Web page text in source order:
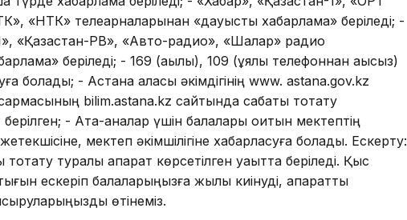
«НТК» телеарналарынан «дауысты хабарлама» беріледі; -
«Қазақстан-РВ», «Авто-радио», «Шалқар» радио
беріледі; - 169 (ақылы), 109 (ұялы телефоннан ақысыз)
болады; - Астана қаласы әкімдігінің www. astana.gov.kz
bilim.astana.kz сайтында сабақты тоқтату
- Ата-аналар үшін балалары оқитын мектептің
мектеп әкімшілігіне хабарласуға болады. Ескерту:
туралы ақпарат көрсетілген уақытта беріледі. Қыс
ескеріп балаларыңызға жылы киінуді, ақпаратты
өтінеміз.